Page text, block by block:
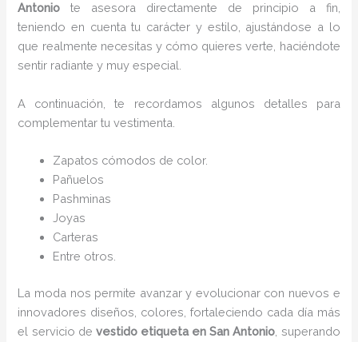
Antonio te asesora directamente de principio a fin,
teniendo en cuenta tu carácter y estilo, ajustándose a lo
que realmente necesitas y cómo quieres verte, haciéndote
sentir radiante y muy especial.
A continuación, te recordamos algunos detalles para
complementar tu vestimenta.
Zapatos cómodos de color.
Pañuelos
Pashminas
Joyas
Carteras
Entre otros.
La moda nos permite avanzar y evolucionar con nuevos e
innovadores diseños, colores, fortaleciendo cada día más
el servicio de vestido etiquetaen San Antonio , superando